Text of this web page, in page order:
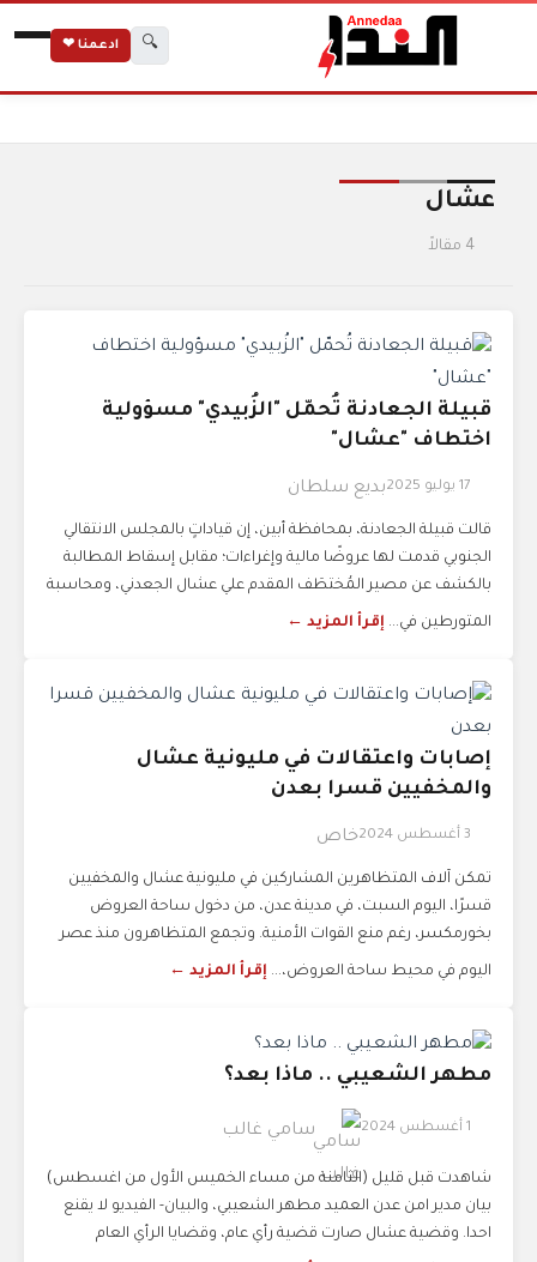
🔍 ادعمنا ❤
عشال
4 مقالاً
قبيلة الجعادنة تُحمّل "الزُبيدي" مسؤولية
اختطاف "عشال"
17 يوليو 2025 بديع سلطان
قالت قبيلة الجعادنة، بمحافظة أبين، إن قياداتٍ بالمجلس الانتقالي
الجنوبي قدمت لها عروضًا مالية وإغراءات؛ مقابل إسقاط المطالبة
بالكشف عن مصير المُختطَف المقدم علي عشال الجعدني، ومحاسبة
المتورطين في... إقرأ المزيد ←
إصابات واعتقالات في مليونية عشال
والمخفيين قسرا بعدن
3 أغسطس 2024 خاص
تمكن آلاف المتظاهرين المشاركين في مليونية عشال والمخفيين
قسرًا، اليوم السبت، في مدينة عدن، من دخول ساحة العروض
بخورمكسر، رغم منع القوات الأمنية. وتجمع المتظاهرون منذ عصر
اليوم في محيط ساحة العروض،... إقرأ المزيد ←
مطهر الشعيبي .. ماذا بعد؟
1 أغسطس 2024 سامي غالب
شاهدت قبل قليل (الثامنة من مساء الخميس الأول من اغسطس)
بيان مدير امن عدن العميد مطهر الشعيبي، والبيان- الفيديو لا يقنع
احدا. وقضية عشال صارت قضية رأي عام، وقضايا الرأي العام